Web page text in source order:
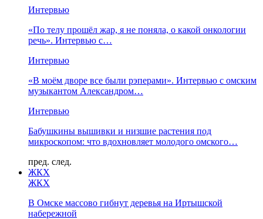
Интервью
«По телу прошёл жар, я не поняла, о какой онкологии
речь». Интервью с…
Интервью
«В моём дворе все были рэперами». Интервью с омским
музыкантом Александром…
Интервью
Бабушкины вышивки и низшие растения под
микроскопом: что вдохновляет молодого омского…
пред. след.
ЖКХ
ЖКХ
В Омске массово гибнут деревья на Иртышской
набережной